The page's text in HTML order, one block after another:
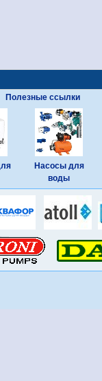
Полезные ссылки
Насосы для
воды